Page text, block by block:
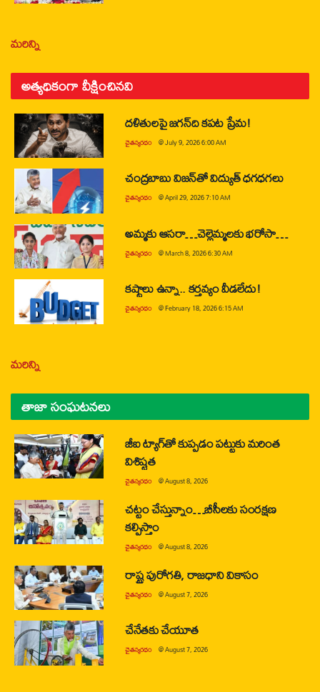
మరిన్ని
అత్యధికంగా వీక్షించినవి
దళితులపై జగన్‌ది కపట ప్రేమ!
చైతన్యరధం @July 9, 2026 6:00 AM
చంద్రబాబు విజన్‌తో విద్యుత్ ధగధగలు
చైతన్యరధం @April 29, 2026 7:10 AM
అమ్మకు ఆసరా…చెల్లెమ్మలకు భరోసా…
చైతన్యరధం @March 8, 2026 6:30 AM
కష్టాలు ఉన్నా.. కర్తవ్యం వీడలేదు!
చైతన్యరధం @February 18, 2026 6:15 AM
మరిన్ని
తాజా సంఘటనలు
జీఐ ట్యాగ్‌తో కుప్పడం పట్టుకు మరింత
విశిష్టత
చైతన్యరధం @August 8, 2026
చట్టం చేస్తున్నాం…బీసీలకు సంరక్షణ
కల్పిస్తాం
చైతన్యరధం @August 8, 2026
రాష్ట్ర పురోగతి, రాజధాని వికాసం
చైతన్యరధం @August 7, 2026
చేనేతకు చేయూత
చైతన్యరధం @August 7, 2026